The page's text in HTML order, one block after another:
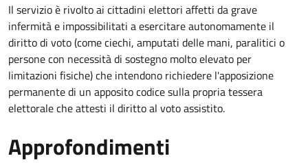
Il servizio è rivolto ai cittadini elettori affetti da grave
infermità e impossibilitati a esercitare autonomamente il
diritto di voto (come ciechi, amputati delle mani, paralitici o
persone con necessità di sostegno molto elevato per
limitazioni fisiche) che intendono richiedere l'apposizione
permanente di un apposito codice sulla propria tessera
elettorale che attesti il diritto al voto assistito.
Approfondimenti